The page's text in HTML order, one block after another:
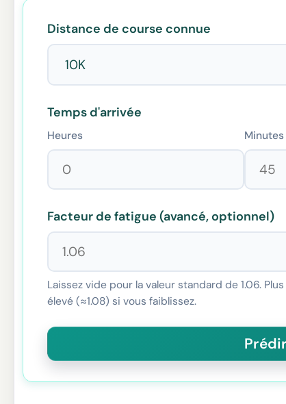
Distance de course connue
Temps d'arrivée
Heures Minutes
Facteur de fatigue (avancé, optionnel)
Laissez vide pour la valeur standard de 1.06.
élevé (≈1.08) si vous faiblissez.